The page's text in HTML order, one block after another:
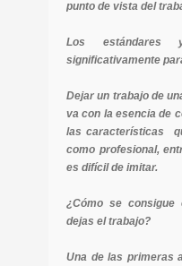
punto de vista del
Los estándares
significativamente
Dejar un trabajo de
va con la esencia de
las características
como profesional,
es difícil de imitar.
¿Cómo se consigue
dejas el trabajo?
Una de las primeras